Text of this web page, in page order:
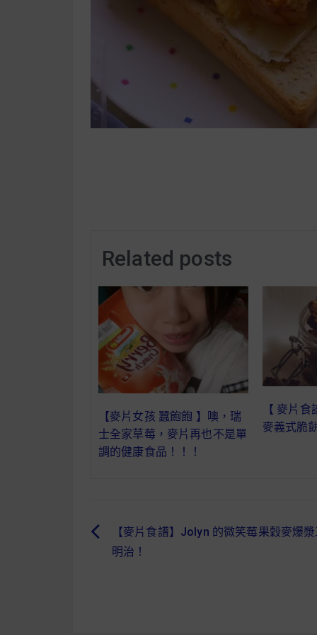
Related posts
【麥片女孩 蠶飽飽 】噢，瑞
士全家草莓，麥片再也不是單
調的健康食品！！！
【 麥片
麥義式脆
文
【麥片食譜】Jolyn 的微笑莓果穀麥爆
明治！